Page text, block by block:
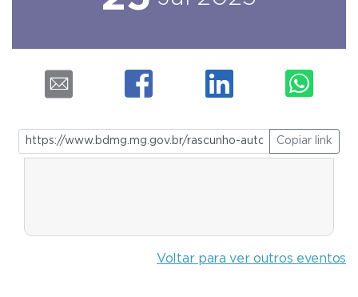
Copiar link
Voltar para ver outros eventos